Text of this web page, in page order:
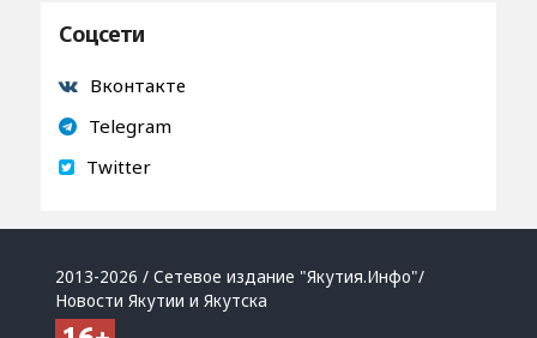
Соцсети
Вконтакте
Telegram
Twitter
2013-2026 / Сетевое издание "Якутия.Инфо"/
Новости Якутии и Якутска